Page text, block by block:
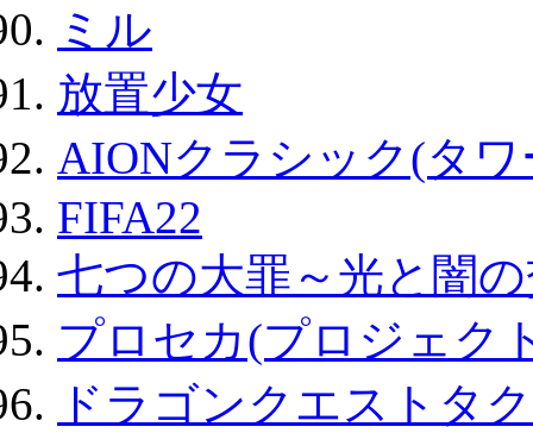
ミル
放置少女
AIONクラシック(タ
FIFA22
七つの大罪～光と闇
プロセカ(プロジェク
ドラゴンクエストタ